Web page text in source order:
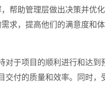
帮助管理层做出决策并优化
求，提高他们的满意度和体
于项目的顺利进行和达
付的质量和效率。同时，